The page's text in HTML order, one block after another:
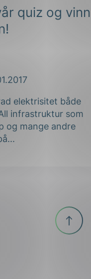
quiz og vinn
elektrisitet både
infrastruktur som
og mange andre
Til
toppen